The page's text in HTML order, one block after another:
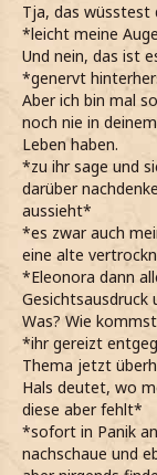
Tja, das wüsstest
*leicht meine
Und nein, das ist
*genervt
Aber ich bin mal
noch nie in
Leben haben.
*zu ihr sage und
darüber
aussieht*
*es zwar auch
eine alte
*Eleonora dann
Was? Wie
*ihr gereizt
Thema jetzt
Hals deutet, wo
diese aber fehlt*
*sofort in Panik
nachschaue und